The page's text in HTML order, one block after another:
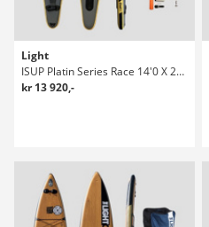
Light
ISUP Platin Series Race 14'0 X 24" Sup Bräda
kr 13 920,-